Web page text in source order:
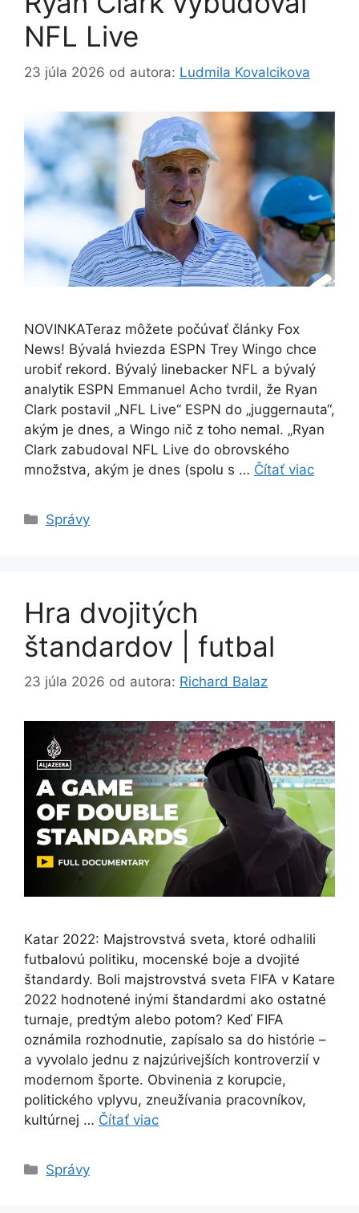
NFL Live
23 júla 2026 od autora: Ludmila Kovalcikova
NOVINKATeraz môžete počúvať články Fox
News! Bývalá hviezda ESPN Trey Wingo chce
urobiť rekord. Bývalý linebacker NFL a bývalý
analytik ESPN Emmanuel Acho tvrdil, že Ryan
Clark postavil „NFL Live“ ESPN do „juggernauta“,
akým je dnes, a Wingo nič z toho nemal. „Ryan
Clark zabudoval NFL Live do obrovského
množstva, akým je dnes (spolu s … Čítať viac
Kategórie
Správy
Hra dvojitých
štandardov | futbal
23 júla 2026 od autora: Richard Balaz
Katar 2022: Majstrovstvá sveta, ktoré odhalili
futbalovú politiku, mocenské boje a dvojité
štandardy. Boli majstrovstvá sveta FIFA v Katare
2022 hodnotené inými štandardmi ako ostatné
turnaje, predtým alebo potom? Keď FIFA
oznámila rozhodnutie, zapísalo sa do histórie –
a vyvolalo jednu z najzúrivejších kontroverzií v
modernom športe. Obvinenia z korupcie,
politického vplyvu, zneužívania pracovníkov,
kultúrnej … Čítať viac
Kategórie
Správy